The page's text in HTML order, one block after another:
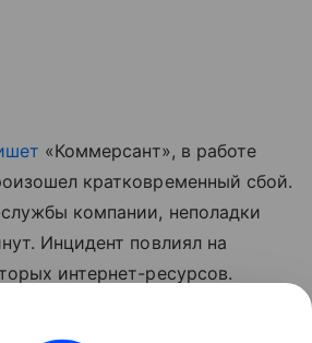
«Коммерсант», в работе
кратковременный сбой.
компании, неполадки
Инцидент повлиял на
интернет-ресурсов.